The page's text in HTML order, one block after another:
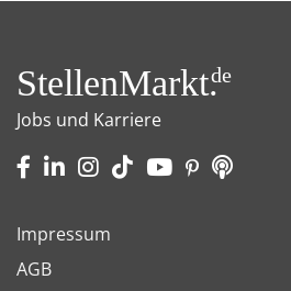
StellenMarkt.de
Jobs und Karriere
Impressum
AGB